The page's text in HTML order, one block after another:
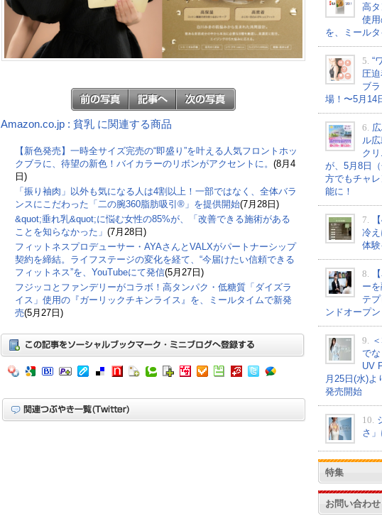
Amazon.co.jp : 貧乳 に関連する商品
【新色発売】一時全サイズ完売の“即盛り”を叶える人気フロントホッ
クブラに、待望の新色！バイカラーのリボンがアクセントに。 (8月4
日)
「振り袖肉」以外も気になる人は4割以上！一部ではなく、全体バラ
ンスにこだわった「二の腕360脂肪吸引®」を提供開始(7月28日)
&quot;垂れ乳&quot;に悩む女性の85%が、「改善できる施術がある
ことを知らなかった」 (7月28日)
フィットネスプロデューサー・AYAさんとVALXがパートナーシップ
契約を締結。ライフステージの変化を経て、“今届けたい信頼できる
フィットネス”を、YouTubeにて発信(5月27日)
フジッコとファンデリーがコラボ！高タンパク・低糖質「ダイズラ
イス」使用の『ガーリックチキンライス』を、ミールタイムで新発
売(5月27日)
高タ
使用
を、ミール
5. “
圧
ブ
場！〜5月14
6.
ル
ク
が、5月8日
方でもチャ
能に！
7.
冷
体験
8.
ー
テ
ンドオープン
9.
で
UV
月25日(水)
発売開始
10.
さ
特集
お問い合わせ